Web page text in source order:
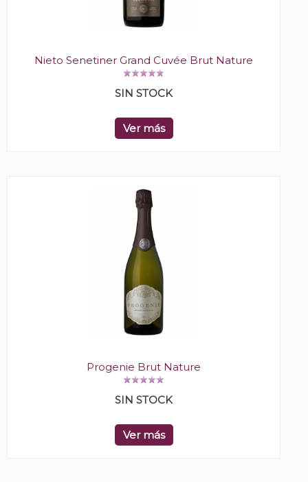
Nieto Senetiner Grand Cuvée Brut Nature
SIN STOCK
Ver más
Progenie Brut Nature
SIN STOCK
Ver más